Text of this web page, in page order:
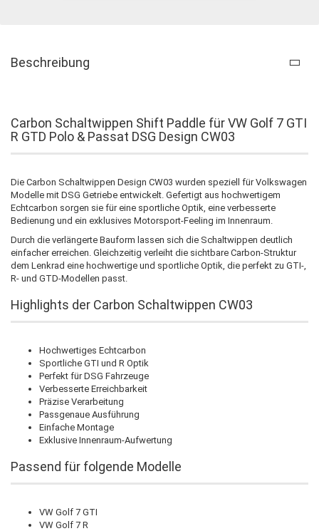
Beschreibung
Carbon Schaltwippen Shift Paddle für VW Golf 7 GTI
R GTD Polo & Passat DSG Design CW03
Die Carbon Schaltwippen Design CW03 wurden speziell für Volkswagen
Modelle mit DSG Getriebe entwickelt. Gefertigt aus hochwertigem
Echtcarbon sorgen sie für eine sportliche Optik, eine verbesserte
Bedienung und ein exklusives Motorsport-Feeling im Innenraum.
Durch die verlängerte Bauform lassen sich die Schaltwippen deutlich
einfacher erreichen. Gleichzeitig verleiht die sichtbare Carbon-Struktur
dem Lenkrad eine hochwertige und sportliche Optik, die perfekt zu GTI-,
R- und GTD-Modellen passt.
Highlights der Carbon Schaltwippen CW03
Hochwertiges Echtcarbon
Sportliche GTI und R Optik
Perfekt für DSG Fahrzeuge
Verbesserte Erreichbarkeit
Präzise Verarbeitung
Passgenaue Ausführung
Einfache Montage
Exklusive Innenraum-Aufwertung
Passend für folgende Modelle
VW Golf 7 GTI
VW Golf 7 R